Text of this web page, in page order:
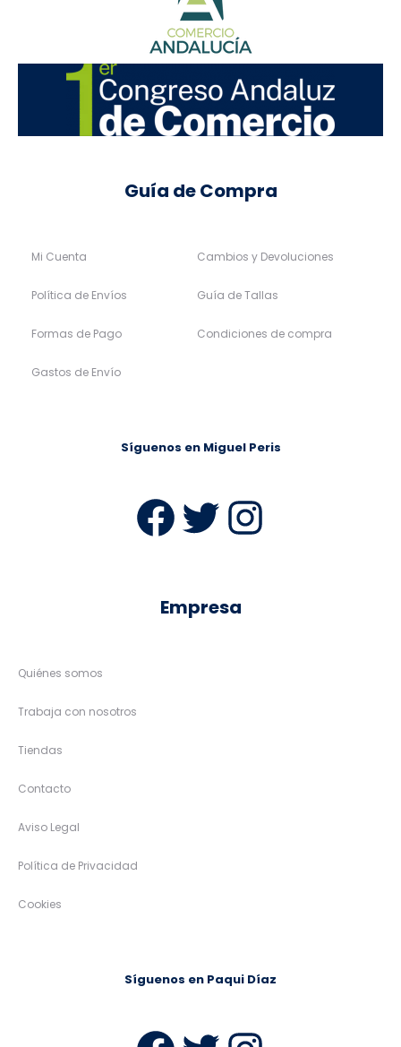
Guía de Compra
Mi Cuenta
Política de Envíos
Formas de Pago
Gastos de Envío
Cambios y Devoluciones
Guía de Tallas
Condiciones de compra
Síguenos en Miguel Peris
Facebook
Twitter
Empresa
Quiénes somos
Trabaja con nosotros
Tiendas
Contacto
Aviso Legal
Política de Privacidad
Cookies
Síguenos en Paqui Díaz